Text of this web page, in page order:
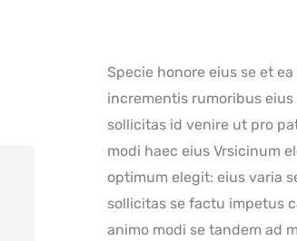
Specie honore eius se et
incrementis rumoribus
sollicitas id venire ut pro
modi haec eius Vrsicinum
optimum elegit: eius varia
sollicitas se factu impetus
animo modi se tandem ad